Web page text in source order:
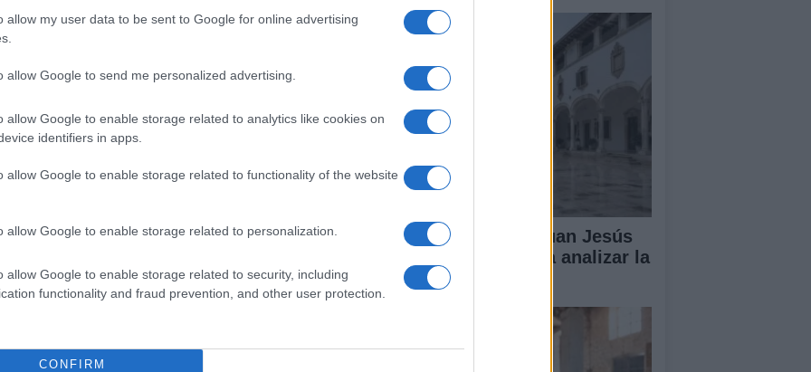
allow my user data to be sent to Google for online advertising
allow Google to send me personalized advertising.
allow Google to enable storage related to analytics like cookies on
identifiers in apps.
allow Google to enable storage related to functionality of the website
allow Google to enable storage related to personalization.
allow Google to enable storage related to security, including
functionality and fraud prevention, and other user protection.
CONFIRM
a varias personas, todas ellas de origen
numerosas viviendas alquiladas en la Comunidad
en la provincia de Toledo. En estas viviendas
de diseño, y preparaban los envíos a
direcciones ficticios para evitar ser identificados.
que realizaban portes en vehículos de
fondos con sofisticados sistemas de apertura,
para garantizar la entrega de la mercancía.
Felipe VI recibe a Juan Jesús
Vivas en Palma para analizar la
situación en Ceuta